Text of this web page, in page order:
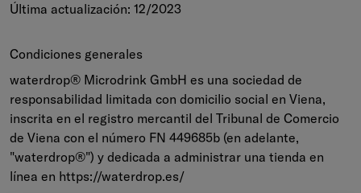
Última actualización: 12/2023
Condiciones generales
waterdrop® Microdrink GmbH es una sociedad de
responsabilidad limitada con domicilio social en Viena,
inscrita en el registro mercantil del Tribunal de Comercio
de Viena con el número FN 449685b (en adelante,
"waterdrop®") y dedicada a administrar una tienda en
línea en https://waterdrop.es/